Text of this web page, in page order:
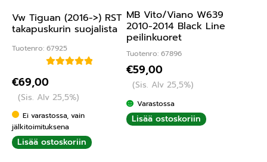
Vw Tiguan (2016->) RST
takapuskurin suojalista
Tuotenro: 67925
5.00/ 5
€69,00
(Sis. Alv 25,5%)
Ei varastossa, vain
jälkitoimituksena
Lisää ostoskoriin
MB Vito/Viano W639
2010-2014 Black Line
peilinkuoret
Tuotenro: 67896
€59,00
(Sis. Alv 25,5%)
Varastossa
Lisää ostoskoriin